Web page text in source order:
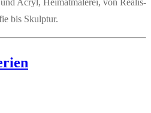
bis Skulptur.